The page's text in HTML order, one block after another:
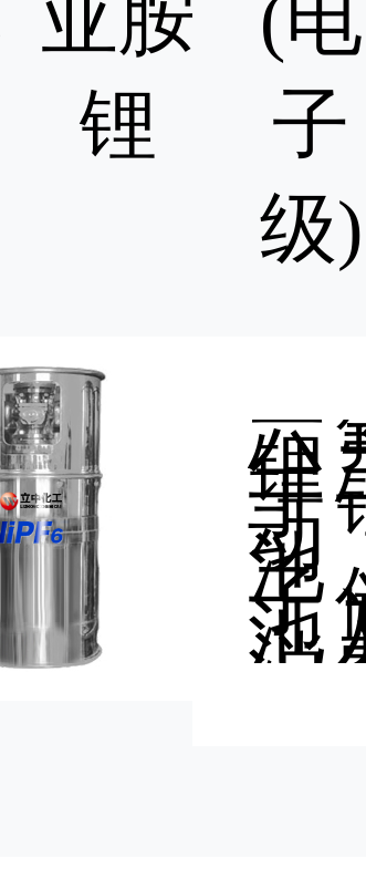
亚胺
锂
(电
子
级)
六
锂
于
池
子
池
消